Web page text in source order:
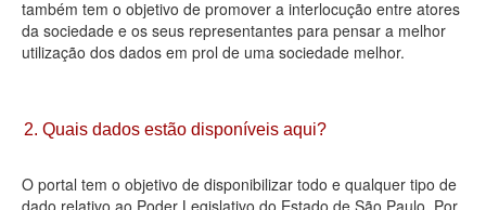
Processo Legislativo
Deputados Estaduais
Agenda
também tem o objetivo de promover a interlocução entre atores
da sociedade e os seus representantes para pensar a melhor
utilização dos dados em prol de uma sociedade melhor.
2. Quais dados estão disponíveis aqui?
O portal tem o objetivo de disponibilizar todo e qualquer tipo de
dado relativo ao Poder Legislativo do Estado de São Paulo. Por